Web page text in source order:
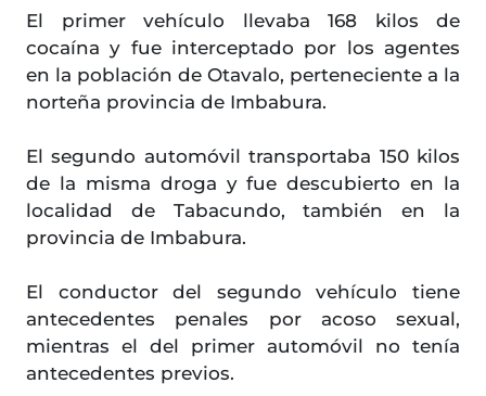
El primer vehículo llevaba 168 kilos de
cocaína y fue interceptado por los agentes
en la población de Otavalo, perteneciente a la
norteña provincia de Imbabura.
El segundo automóvil transportaba 150 kilos
de la misma droga y fue descubierto en la
localidad de Tabacundo, también en la
provincia de Imbabura.
El conductor del segundo vehículo tiene
antecedentes penales por acoso sexual,
mientras el del primer automóvil no tenía
antecedentes previos.